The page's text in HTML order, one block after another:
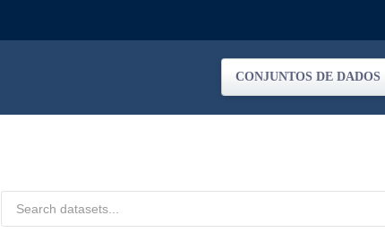
CONJUNTOS DE DADOS